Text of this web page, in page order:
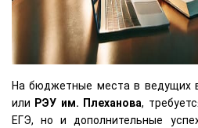
На бюджетные места в ведущих
или РЭУ им. Плеханова,
ЕГЭ, но и дополнительные